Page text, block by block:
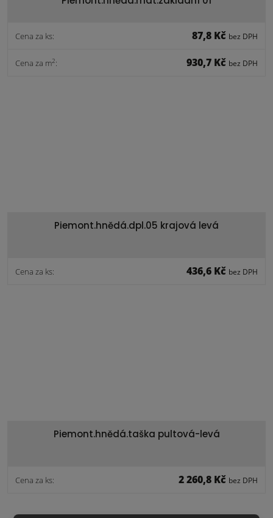
Cena za ks: 87,8 Kč bez DPH
Cena za m2: 930,7 Kč bez DPH
Piemont.hnědá.dpl.05 krajová levá
Cena za ks: 436,6 Kč bez DPH
Piemont.hnědá.taška pultová-levá
Cena za ks: 2 260,8 Kč bez DPH